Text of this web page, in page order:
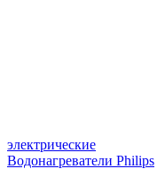
электрические
Водонагреватели Philips